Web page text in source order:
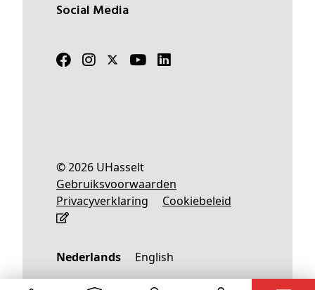
Social Media
© 2026 UHasselt
Gebruiksvoorwaarden
Privacyverklaring
Cookiebeleid
Nederlands English